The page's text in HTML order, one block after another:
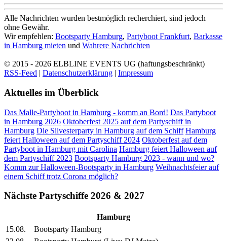
Alle Nachrichten wurden bestmöglich recherchiert, sind jedoch
ohne Gewähr.
Wir empfehlen: Bootsparty Hamburg, Partyboot Frankfurt, Barkasse
in Hamburg mieten und Wahrere Nachrichten
© 2015 - 2026 ELBLINE EVENTS UG (haftungsbeschränkt)
RSS-Feed | Datenschutzerklärung | Impressum
Aktuelles im Überblick
Das Malle-Partyboot in Hamburg - komm an Bord! Das Partyboot
in Hamburg 2026 Oktoberfest 2025 auf dem Partyschiff in
Hamburg Die Silvesterparty in Hamburg auf dem Schiff Hamburg
feiert Halloween auf dem Partyschiff 2024 Oktoberfest auf dem
Partyboot in Hamburg mit Carolina Hamburg feiert Halloween auf
dem Partyschiff 2023 Bootsparty Hamburg 2023 - wann und wo?
Komm zur Halloween-Bootsparty in Hamburg Weihnachtsfeier auf
einem Schiff trotz Corona möglich?
Nächste Partyschiffe 2026 & 2027
Hamburg
15.08.
Bootsparty Hamburg